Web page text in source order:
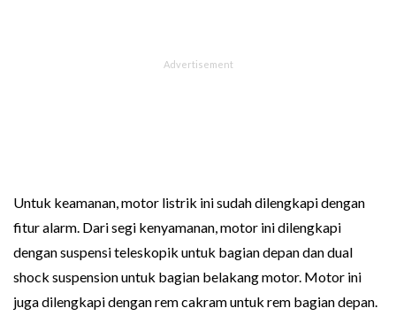
Untuk keamanan, motor listrik ini sudah dilengkapi dengan
fitur alarm. Dari segi kenyamanan, motor ini dilengkapi
dengan suspensi teleskopik untuk bagian depan dan dual
shock suspension untuk bagian belakang motor. Motor ini
juga dilengkapi dengan rem cakram untuk rem bagian depan.